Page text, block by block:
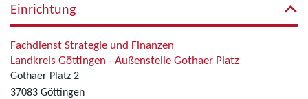
Einrichtung
Fachdienst Strategie und Finanzen
Landkreis Göttingen - Außenstelle Gothaer Platz
Gothaer Platz 2
37083 Göttingen